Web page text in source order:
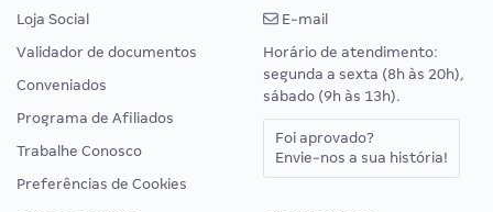
Loja Social
Validador de documentos
Conveniados
Programa de Afiliados
Trabalhe Conosco
Preferências de Cookies
E-mail
Horário de atendimento:
segunda a sexta (8h às 20h),
sábado (9h às 13h).
Foi aprovado?
Envie-nos a sua história!